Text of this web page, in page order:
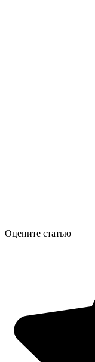
Оцените статью